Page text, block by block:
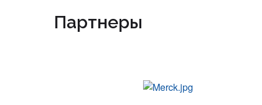
Партнеры